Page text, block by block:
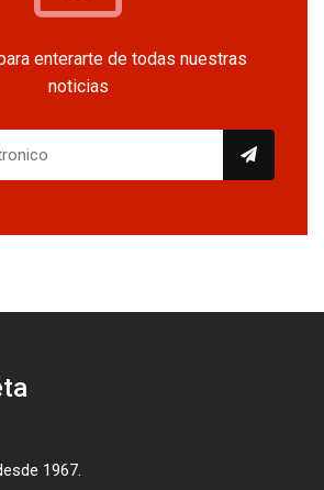
enterarte de todas nuestras
noticias
1967.